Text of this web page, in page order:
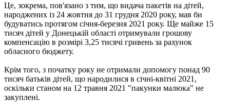
Це, зокрема, пов'язано з тим, що видача пакетів на дітей,
народжених із 24 жовтня до 31 грудня 2020 року, мав би
будуватись протягом січня-березня 2021 року. Ще майже 15
тисяч дітей у Донецькій області отримували грошову
компенсацію в розмірі 3,25 тисячі гривень за рахунок
обласного бюджету.
Крім того, з початку року не отримали допомогу понад 90
тисяч батьків дітей, що народилися в січні-квітні 2021,
оскільки станом на 12 травня 2021 "пакунки малюка" не
закуплені.